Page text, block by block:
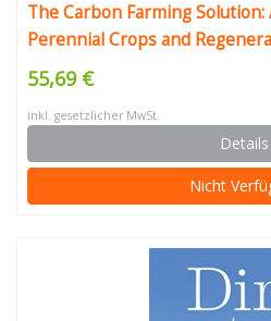
The Carbon Farming
Perennial Crops and
Practices for Climate Change
Security
55,69 €
inkl. gesetzlicher MwSt.
Details
Nicht